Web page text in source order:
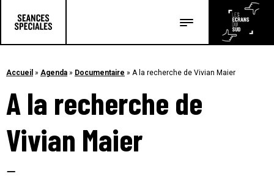
Les articles
Accueil » Agenda » Documentaire » A la recherche de Vivian Maier
A la recherche de
Vivian Maier
–